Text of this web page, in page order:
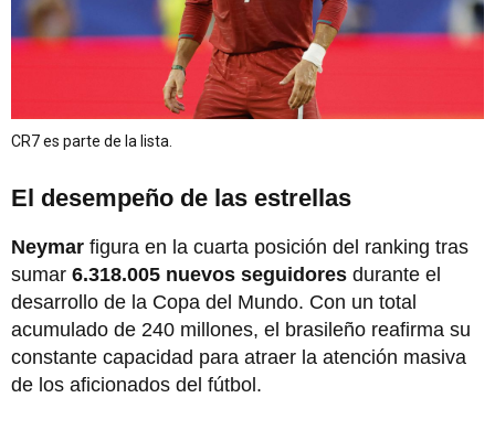
CR7 es parte de la lista.
El desempeño de las estrellas
Neymar figura en la cuarta posición del ranking tras
sumar 6.318.005 nuevos seguidores durante el
desarrollo de la Copa del Mundo. Con un total
acumulado de 240 millones, el brasileño reafirma su
constante capacidad para atraer la atención masiva
de los aficionados del fútbol.